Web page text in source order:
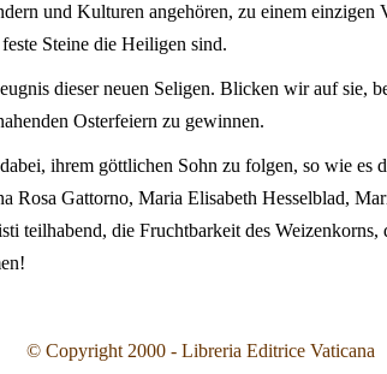
und Kulturen angehören, zu einem
Steine die Heiligen sind.
dieser neuen Seligen. Blicken wir auf sie,
Osterfeiern zu gewinnen.
ihrem göttlichen Sohn zu folgen, so wie es
Rosa Gattorno, Maria Elisabeth Hesselblad,
teilhabend, die Fruchtbarkeit des Weizenkorns,
© Copyright 2000 - Libreria Editrice Vaticana